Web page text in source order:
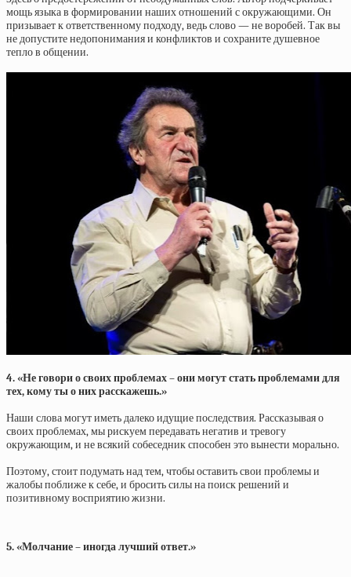
мощь языка в формировании наших отношений с окружающими. Он
призывает к ответственному подходу, ведь слово — не воробей. Так вы
не допустите недопонимания и конфликтов и сохраните душевное
тепло в общении.
4. «Не говори о своих проблемах – они могут стать проблемами для
тех, кому ты о них расскажешь.»
Наши слова могут иметь далеко идущие последствия. Рассказывая о
своих проблемах, мы рискуем передавать негатив и тревогу
окружающим, и не всякий собеседник способен это вынести морально.
Поэтому, стоит подумать над тем, чтобы оставить свои проблемы и
жалобы поближе к себе, и бросить силы на поиск решений и
позитивному восприятию жизни.
5. «Молчание – иногда лучший ответ.»